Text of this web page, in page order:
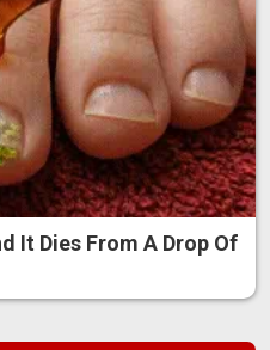
It Dies From A Drop Of